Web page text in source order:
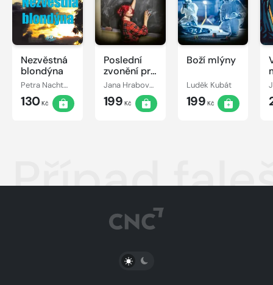
Nezvěstná
blondýna
Petra Nachtmanová
130Kč
Poslední
zvonění pro
vraha
Jana Hrabovská
199 Kč
Boží mlýny
Luděk Kubát
199 Kč
Případ
PŘEPNOUT SVĚTLÝ/TMAVÝ REŽIM